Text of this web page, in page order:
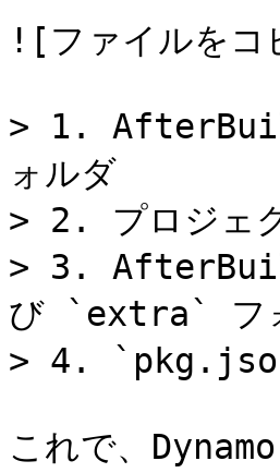
![ファイルを
> 1. AfterBuild
ォルダ
> 2. プロジェ
> 3.
び `extra` フ
> 4. `pkg.json`
これで、